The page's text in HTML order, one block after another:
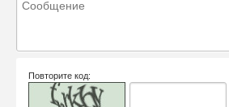
Повторите код: